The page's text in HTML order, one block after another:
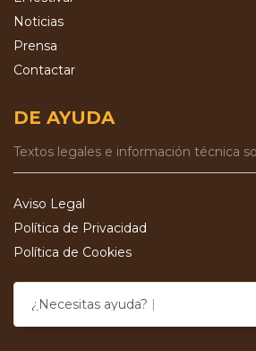
Noticias
Prensa
Contactar
DE AYUDA
Textos legales e información técnica
Aviso Legal
Política de Privacidad
Política de Cookies
¿Necesitas ayuda?